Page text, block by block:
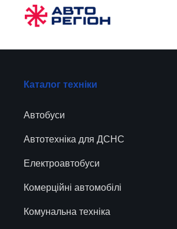
Каталог техніки
Автобуси
Автотехніка для ДСНС
Електроавтобуси
Комерційні автомобілі
Комунальна техніка